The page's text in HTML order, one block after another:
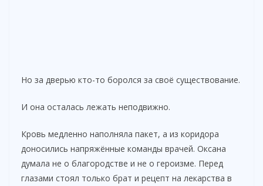
Но за дверью кто-то боролся за своё существование.
И она осталась лежать неподвижно.
Кровь медленно наполняла пакет, а из коридора
доносились напряжённые команды врачей. Оксана
думала не о благородстве и не о героизме. Перед
глазами стоял только брат и рецепт на лекарства в